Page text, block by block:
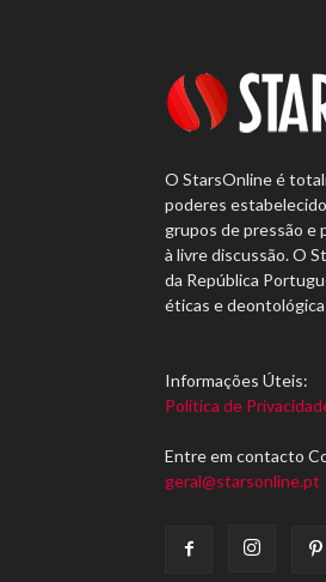
O StarsOnline é
poderes
grupos de pressão e
à livre discussão. O
da República
éticas e
Informações Úteis:
Política de
Entre em contacto
geral@starsonline.pt